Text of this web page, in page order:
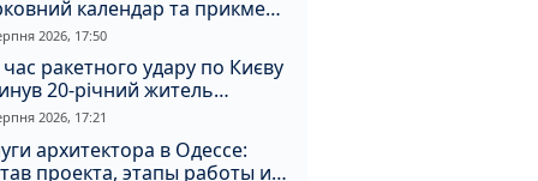
календар та прикмети
2026, 17:50
час ракетного удару по Києву
20-річний житель
2026, 17:21
архитектора в Одессе:
проекта, этапы работы и